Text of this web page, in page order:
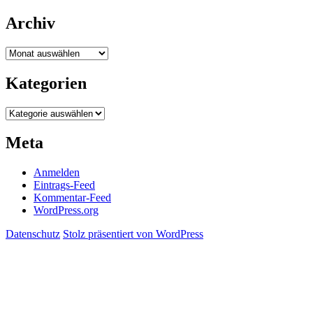
Archiv
Archiv
Kategorien
Kategorien
Meta
Anmelden
Eintrags-Feed
Kommentar-Feed
WordPress.org
Datenschutz Stolz präsentiert von WordPress